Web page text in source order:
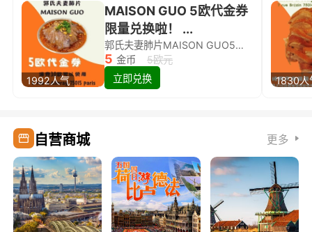
1992人气
MAISON GUO 5欧代金券
限量兑换啦！ ...
郭氏夫妻肺片MAISON GUO5欧代金券限量兑换啦！
5 金币
5欧元
立即兑换
1830人
自营商城 更多